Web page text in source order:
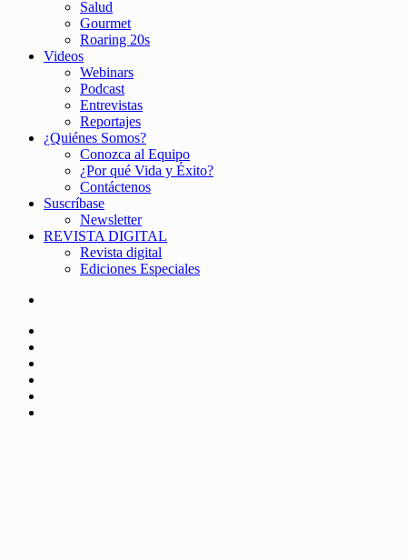
Salud
Gourmet
Roaring 20s
Videos
Webinars
Podcast
Entrevistas
Reportajes
¿Quiénes Somos?
Conozca al Equipo
¿Por qué Vida y Éxito?
Contáctenos
Suscríbase
Newsletter
REVISTA DIGITAL
Revista digital
Ediciones Especiales